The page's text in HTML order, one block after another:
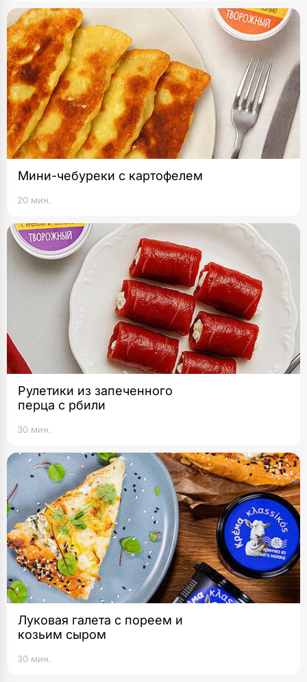
Мини-чебуреки с картофелем
20 мин.
Рулетики из запеченного
перца c рбили
30 мин.
Луковая галета с пореем и
козьим сыром
30 мин.